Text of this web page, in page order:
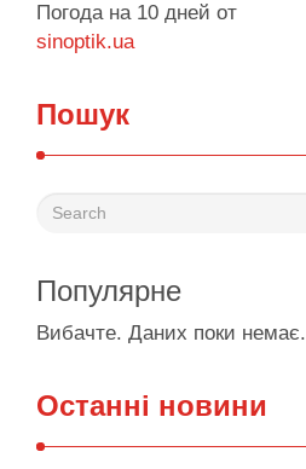
Погода на 10 дней от
sinoptik.ua
Пошук
Популярне
Вибачте. Даних поки немає.
Останні новини